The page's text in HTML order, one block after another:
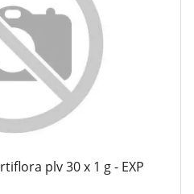
plv 30 x 1 g - EXP